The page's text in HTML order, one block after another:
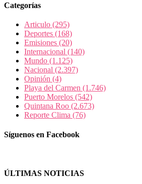
Categorías
Articulo (295)
Deportes (168)
Emisiones (20)
Internacional (140)
Mundo (1.125)
Nacional (2.397)
Opinión (4)
Playa del Carmen (1.746)
Puerto Morelos (542)
Quintana Roo (2.673)
Reporte Clima (76)
Síguenos en Facebook
ÚLTIMAS NOTICIAS